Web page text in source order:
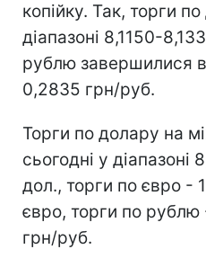
копійку. Так, торги
діапазоні 8,1150-
рублю завершилися
0,2835 грн/руб.
Торги по долару на
сьогодні у
дол., торги по євро -
євро, торги по
грн/руб.